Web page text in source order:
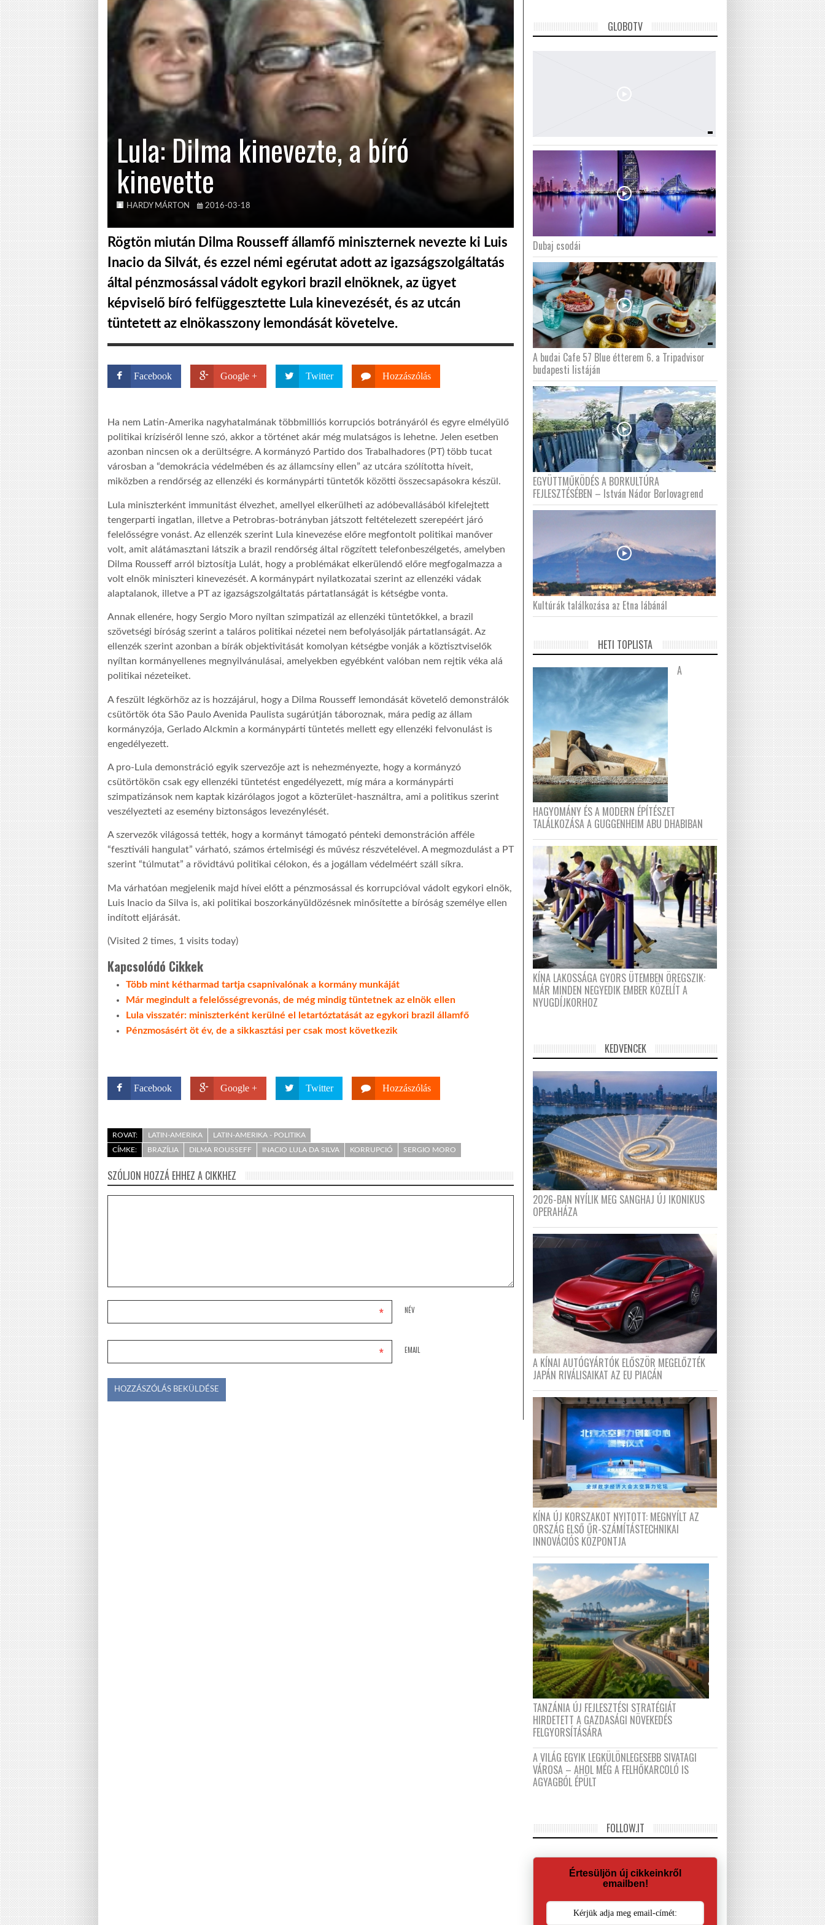
Lula: Dilma kinevezte, a bíró
kinevette
HARDY MÁRTON 2016-03-18
Rögtön miután Dilma Rousseff államfő miniszternek nevezte ki Luis
Inacio da Silvát, és ezzel némi egérutat adott az igazságszolgáltatás
által pénzmosással vádolt egykori brazil elnöknek, az ügyet
képviselő bíró felfüggesztette Lula kinevezését, és az utcán
tüntetett az elnökasszony lemondását követelve.
Facebook Google + Twitter Hozzászólás
Ha nem Latin-Amerika nagyhatalmának többmilliós korrupciós botrányáról és egyre elmélyülő
politikai kríziséről lenne szó, akkor a történet akár még mulatságos is lehetne. Jelen esetben
azonban nincsen ok a derültségre. A kormányzó Partido dos Trabalhadores (PT) több tucat
városban a “demokrácia védelmében és az államcsíny ellen” az utcára szólította híveit,
miközben a rendőrség az ellenzéki és kormánypárti tüntetők közötti összecsapásokra készül.
Lula miniszterként immunitást élvezhet, amellyel elkerülheti az adóbevallásából kifelejtett
tengerparti ingatlan, illetve a Petrobras-botrányban játszott feltételezett szerepéért járó
felelősségre vonást. Az ellenzék szerint Lula kinevezése előre megfontolt politikai manőver
volt, amit alátámasztani látszik a brazil rendőrség által rögzített telefonbeszélgetés, amelyben
Dilma Rousseff arról biztosítja Lulát, hogy a problémákat elkerülendő előre megfogalmazza a
volt elnök miniszteri kinevezését. A kormánypárt nyilatkozatai szerint az ellenzéki vádak
alaptalanok, illetve a PT az igazságszolgáltatás pártatlanságát is kétségbe vonta.
Annak ellenére, hogy Sergio Moro nyíltan szimpatizál az ellenzéki tüntetőkkel, a brazil
szövetségi bíróság szerint a taláros politikai nézetei nem befolyásolják pártatlanságát. Az
ellenzék szerint azonban a bírák objektivitását komolyan kétségbe vonják a köztisztviselők
nyíltan kormányellenes megnyilvánulásai, amelyekben egyébként valóban nem rejtik véka alá
politikai nézeteiket.
A feszült légkörhöz az is hozzájárul, hogy a Dilma Rousseff lemondását követelő demonstrálók
csütörtök óta São Paulo Avenida Paulista sugárútján táboroznak, mára pedig az állam
kormányzója, Gerlado Alckmin a kormánypárti tüntetés mellett egy ellenzéki felvonulást is
engedélyezett.
A pro-Lula demonstráció egyik szervezője azt is nehezményezte, hogy a kormányzó
csütörtökön csak egy ellenzéki tüntetést engedélyezett, míg mára a kormánypárti
szimpatizánsok nem kaptak kizárólagos jogot a közterület-használtra, ami a politikus szerint
veszélyezteti az esemény biztonságos levezénylését.
A szervezők világossá tették, hogy a kormányt támogató pénteki demonstráción afféle
“fesztiváli hangulat” várható, számos értelmiségi és művész részvételével. A megmozdulást a PT
szerint “túlmutat” a rövidtávú politikai célokon, és a jogállam védelméért száll síkra.
Ma várhatóan megjelenik majd hívei előtt a pénzmosással és korrupcióval vádolt egykori elnök,
Luis Inacio da Silva is, aki politikai boszorkányüldözésnek minősítette a bíróság személye ellen
indított eljárását.
(Visited 2 times, 1 visits today)
Kapcsolódó Cikkek
Több mint kétharmad tartja csapnivalónak a kormány munkáját
Már megindult a felelősségrevonás, de még mindig tüntetnek az elnök ellen
Lula visszatér: miniszterként kerülné el letartóztatását az egykori brazil államfő
Pénzmosásért öt év, de a sikkasztási per csak most következik
Facebook Google + Twitter Hozzászólás
ROVAT: LATIN-AMERIKA
LATIN-AMERIKA - POLITIKA
CÍMKE:
BRAZÍLIA DILMA ROUSSEFF INACIO LULA DA SILVA KORRUPCIÓ SERGIO MORO
SZÓLJON HOZZÁ EHHEZ A CIKKHEZ
NÉV
*
EMAIL
*
GLOBOTV
Dubaj csodái
A budai Cafe 57 Blue étterem 6. a Tripadvisor
budapesti listáján
EGYÜTTMŰKÖDÉS A BORKULTÚRA
FEJLESZTÉSÉBEN – István Nádor Borlovagrend
Kultúrák találkozása az Etna lábánál
HETI TOPLISTA
A
HAGYOMÁNY ÉS A MODERN ÉPÍTÉSZET
TALÁLKOZÁSA A GUGGENHEIM ABU DHABIBAN
KÍNA LAKOSSÁGA GYORS ÜTEMBEN ÖREGSZIK:
MÁR MINDEN NEGYEDIK EMBER KÖZELÍT A
NYUGDÍJKORHOZ
KEDVENCEK
2026-BAN NYÍLIK MEG SANGHAJ ÚJ IKONIKUS
OPERAHÁZA
A KÍNAI AUTÓGYÁRTÓK ELŐSZÖR MEGELŐZTÉK
JAPÁN RIVÁLISAIKAT AZ EU PIACÁN
KÍNA ÚJ KORSZAKOT NYITOTT: MEGNYÍLT AZ
ORSZÁG ELSŐ ŰR-SZÁMÍTÁSTECHNIKAI
INNOVÁCIÓS KÖZPONTJA
TANZÁNIA ÚJ FEJLESZTÉSI STRATÉGIÁT
HIRDETETT A GAZDASÁGI NÖVEKEDÉS
FELGYORSÍTÁSÁRA
A VILÁG EGYIK LEGKÜLÖNLEGESEBB SIVATAGI
VÁROSA – AHOL MÉG A FELHŐKARCOLÓ IS
AGYAGBÓL ÉPÜLT
FOLLOW.IT
Értesüljön új cikkeinkről
emailben!